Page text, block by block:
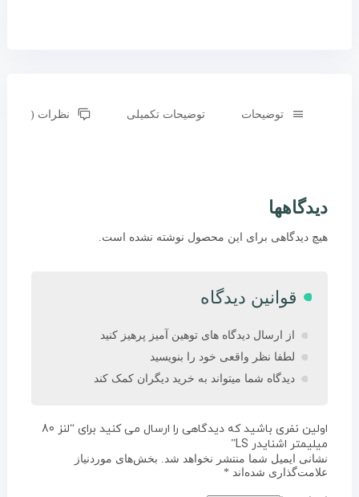
توضیحات توضیحات تکمیلی نظرات (0)
دیدگاهها
هیچ دیدگاهی برای این محصول نوشته نشده است.
قوانین دیدگاه
از ارسال دیدگاه های توهین آمیز پرهیز کنید
لطفا نظر واقعی خود را بنویسید
دیدگاه شما میتواند به خرید دیگران کمک کند
اولین نفری باشید که دیدگاهی را ارسال می کنید برای “لنز 80
میلیمتر اشنایدر LS”
نشانی ایمیل شما منتشر نخواهد شد.
بخش‌های موردنیاز
علامت‌گذاری شده‌اند *